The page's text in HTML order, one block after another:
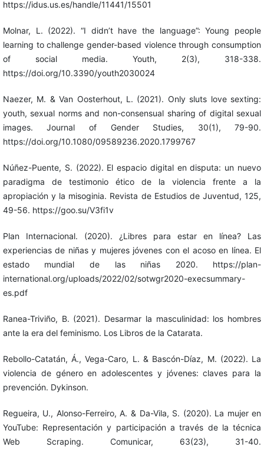
https://idus.us.es/handle/11441/15501
Molnar, L. (2022). “I didn’t have the language”: Young people
learning to challenge gender-based violence through consumption
of social media. Youth, 2(3), 318-338.
https://doi.org/10.3390/youth2030024
Naezer, M. & Van Oosterhout, L. (2021). Only sluts love sexting:
youth, sexual norms and non-consensual sharing of digital sexual
images. Journal of Gender Studies, 30(1), 79-90.
https://doi.org/10.1080/09589236.2020.1799767
Núñez-Puente, S. (2022). El espacio digital en disputa: un nuevo
paradigma de testimonio ético de la violencia frente a la
apropiación y la misoginia. Revista de Estudios de Juventud, 125,
49-56. https://goo.su/V3fi1v
Plan Internacional. (2020). ¿Libres para estar en línea? Las
experiencias de niñas y mujeres jóvenes con el acoso en línea. El
estado mundial de las niñas 2020. https://plan-
international.org/uploads/2022/02/sotwgr2020-execsummary-
es.pdf
Ranea-Triviño, B. (2021). Desarmar la masculinidad: los hombres
ante la era del feminismo. Los Libros de la Catarata.
Rebollo-Catatán, Á., Vega-Caro, L. & Bascón-Díaz, M. (2022). La
violencia de género en adolescentes y jóvenes: claves para la
prevención. Dykinson.
Regueira, U., Alonso-Ferreiro, A. & Da-Vila, S. (2020). La mujer en
YouTube: Representación y participación a través de la técnica
Web Scraping. Comunicar, 63(23), 31-40.